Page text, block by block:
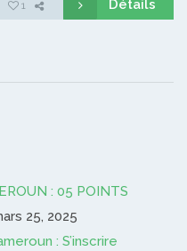
1 Détails
: 05 POINTS
25, 2025
: S’inscrire